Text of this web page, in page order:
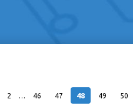
2 … 46 47 48 49 50